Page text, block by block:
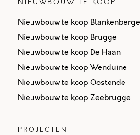
NIEUWBOUW TE KOOP
Nieuwbouw te koop Blankenberge
Nieuwbouw te koop Brugge
Nieuwbouw te koop De Haan
Nieuwbouw te koop Wenduine
Nieuwbouw te koop Oostende
Nieuwbouw te koop Zeebrugge
PROJECTEN